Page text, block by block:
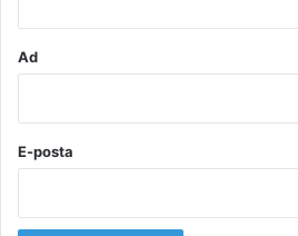
Ad
E-posta